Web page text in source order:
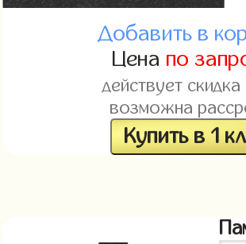
Добавить в
Цена по
действует
возможна
Купить в 1